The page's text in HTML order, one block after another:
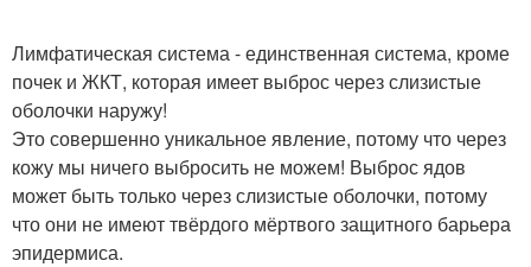
Лимфатическая система - единственная система, кроме
почек и ЖКТ, которая имеет выброс через слизистые
оболочки наружу!
Это совершенно уникальное явление, потому что через
кожу мы ничего выбросить не можем! Выброс ядов
может быть только через слизистые оболочки, потому
что они не имеют твёрдого мёртвого защитного барьера
эпидермиса.